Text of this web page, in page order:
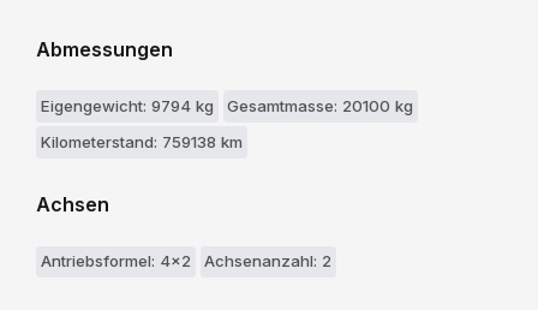
Abmessungen
Eigengewicht: 9794 kg
Gesamtmasse: 20100 kg
Kilometerstand: 759138 km
Achsen
Antriebsformel: 4x2 Achsenanzahl: 2